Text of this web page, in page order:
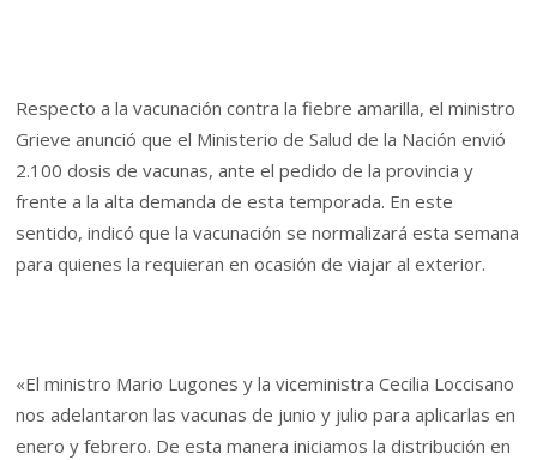
Respecto a la vacunación contra la fiebre amarilla, el ministro
Grieve anunció que el Ministerio de Salud de la Nación envió
2.100 dosis de vacunas, ante el pedido de la provincia y
frente a la alta demanda de esta temporada. En este
sentido, indicó que la vacunación se normalizará esta semana
para quienes la requieran en ocasión de viajar al exterior.
«El ministro Mario Lugones y la viceministra Cecilia Loccisano
nos adelantaron las vacunas de junio y julio para aplicarlas en
enero y febrero. De esta manera iniciamos la distribución en